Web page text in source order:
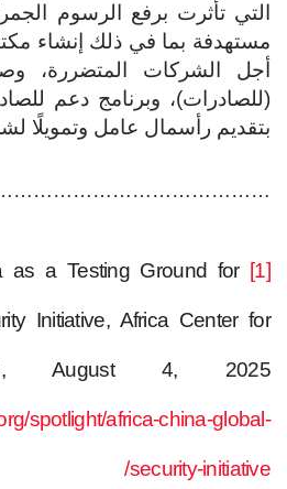
التي تأثرت برفع الرسوم
مستهدفة بما في ذلك إنشاء
أجل الشركات المتضررة،
(للصادرات)، وبرنامج دعم
بتقديم رأسمال عامل وتمويلًا
[1]
as a Testing Ground for
Initiative, Africa Center for
August 4, 2025
spotlight/africa-china-global-
security-initiative/